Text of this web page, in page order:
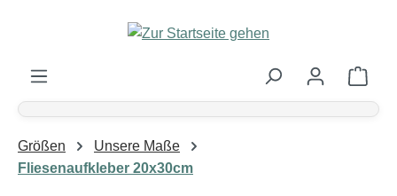
Zum Hauptinhalt springen
Größen
Unsere Maße
Fliesenaufkleber 20x30cm